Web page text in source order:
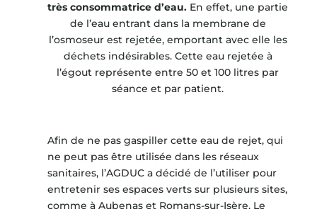
très consommatrice d’eau. En effet, une partie
de l’eau entrant dans la membrane de
l’osmoseur est rejetée, emportant avec elle les
déchets indésirables. Cette eau rejetée à
l’égout représente entre 50 et 100 litres par
séance et par patient.
Afin de ne pas gaspiller cette eau de rejet, qui
ne peut pas être utilisée dans les réseaux
sanitaires, l’AGDUC a décidé de l’utiliser pour
entretenir ses espaces verts sur plusieurs sites,
comme à Aubenas et Romans-sur-Isère. Le